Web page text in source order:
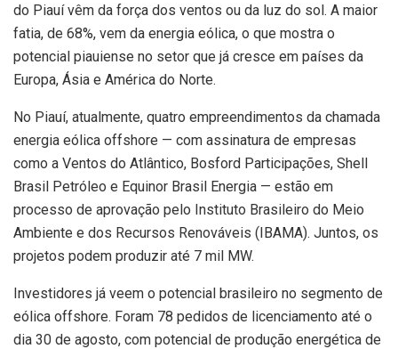
do Piauí vêm da força dos ventos ou da luz do sol. A maior
fatia, de 68%, vem da energia eólica, o que mostra o
potencial piauiense no setor que já cresce em países da
Europa, Ásia e América do Norte.
No Piauí, atualmente, quatro empreendimentos da chamada
energia eólica offshore — com assinatura de empresas
como a Ventos do Atlântico, Bosford Participações, Shell
Brasil Petróleo e Equinor Brasil Energia — estão em
processo de aprovação pelo Instituto Brasileiro do Meio
Ambiente e dos Recursos Renováveis (IBAMA). Juntos, os
projetos podem produzir até 7 mil MW.
Investidores já veem o potencial brasileiro no segmento de
eólica offshore. Foram 78 pedidos de licenciamento até o
dia 30 de agosto, com potencial de produção energética de